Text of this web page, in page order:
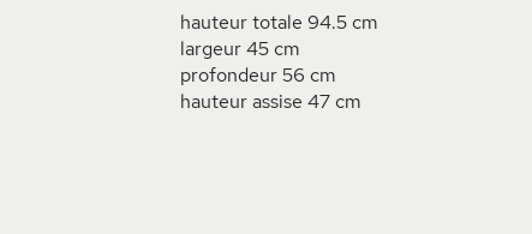
hauteur totale 94.5 cm
largeur 45 cm
profondeur 56 cm
hauteur assise 47 cm